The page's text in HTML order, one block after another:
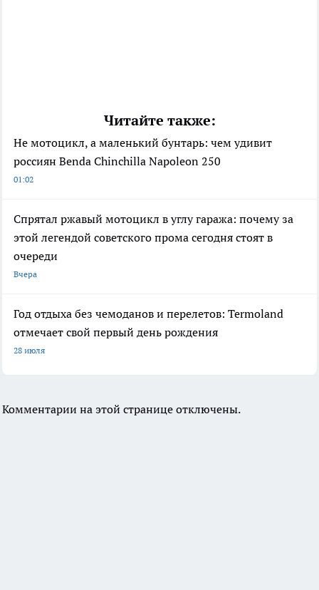
Читайте также:
Не мотоцикл, а маленький бунтарь: чем удивит
россиян Benda Chinchilla Napoleon 250
01:02
Спрятал ржавый мотоцикл в углу гаража: почему за
этой легендой советского прома сегодня стоят в
очереди
Вчера
Год отдыха без чемоданов и перелетов: Termoland
отмечает свой первый день рождения
28 июля
Комментарии на этой странице отключены.